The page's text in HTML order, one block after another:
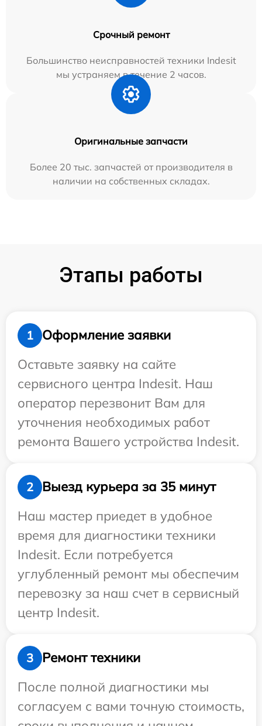
Срочный ремонт
Большинство неисправностей техники Indesit
мы устраняем в течение 2 часов.
Оригинальные запчасти
Более 20 тыс. запчастей от производителя в
наличии на собственных складах.
Этапы работы
1
Оформление заявки
Оставьте заявку на сайте
сервисного центра Indesit. Наш
оператор перезвонит Вам для
уточнения необходимых работ
ремонта Вашего устройства Indesit.
2
Выезд курьера за 35 минут
Наш мастер приедет в удобное
время для диагностики техники
Indesit. Если потребуется
углубленный ремонт мы обеспечим
перевозку за наш счет в сервисный
центр Indesit.
3
Ремонт техники
После полной диагностики мы
согласуем с вами точную стоимость,